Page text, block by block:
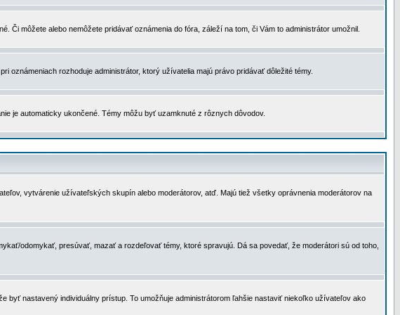
môžete alebo nemôžete pridávať oznámenia do fóra, záleží na tom, či Vám to administrátor umožnil.
oznámeniach rozhoduje administrátor, ktorý užívatelia majú právo pridávať dôležité témy.
je automaticky ukončené. Témy môžu byť uzamknuté z rôznych dôvodov.
vytvárenie užívateľských skupín alebo moderátorov, atď. Majú tiež všetky oprávnenia moderátorov na
odomykať, presúvať, mazať a rozdeľovať témy, ktoré spravujú. Dá sa povedať, že moderátori sú od toho,
nastavený individuálny prístup. To umožňuje administrátorom ľahšie nastaviť niekoľko užívateľov ako